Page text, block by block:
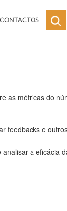
as
as métricas do
feedbacks e
a eficácia
CONTACTOS